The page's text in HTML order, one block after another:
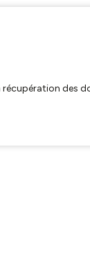
récupération des